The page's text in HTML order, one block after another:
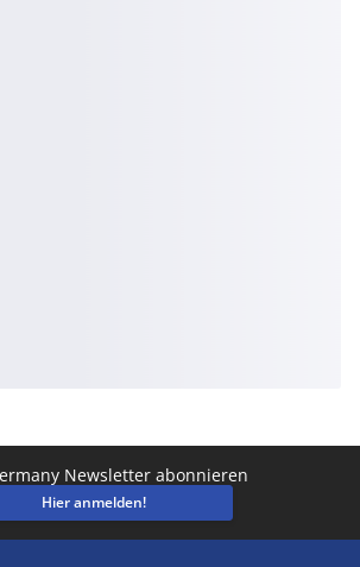
Newsletter abonnieren
Hier anmelden!